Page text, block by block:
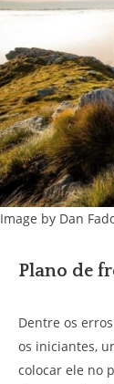
Image by Dan
Plano de
Dentre os
os iniciantes,
colocar ele no